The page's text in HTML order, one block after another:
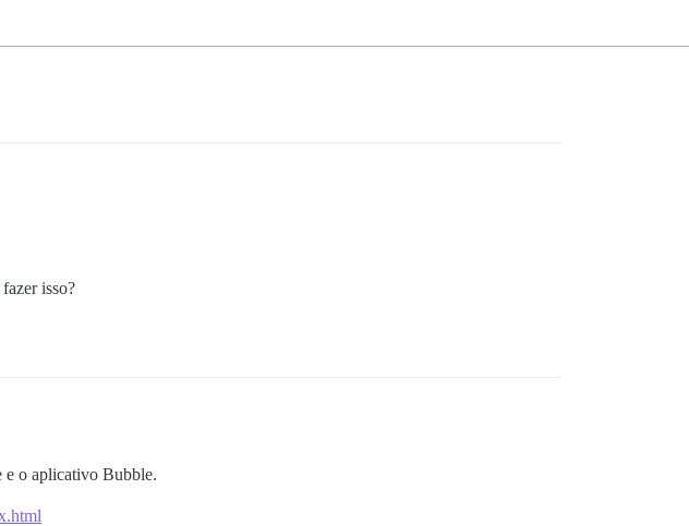
isso?
e o aplicativo Bubble.